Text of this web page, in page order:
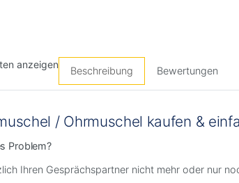
anzeigen
Beschreibung Bewertungen
/ Ohrmuschel kaufen &
Problem?
Ihren Gesprächspartner nicht mehr oder nur